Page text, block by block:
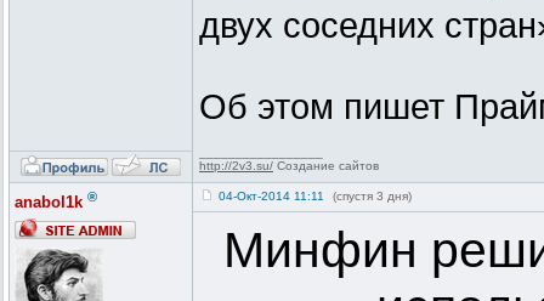
двух соседних
Об этом пишет
http://2v3.su/ Создание сайтов
anabol1k ® 04-Окт-2014 11:11 (спустя 3 дня)
Минфин